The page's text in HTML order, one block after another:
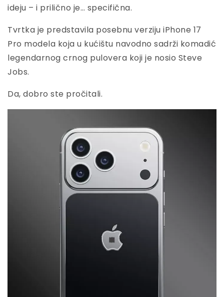
ideju – i prilično je… specifična.
Tvrtka je predstavila posebnu verziju iPhone 17
Pro modela koja u kućištu navodno sadrži komadić
legendarnog crnog pulovera koji je nosio Steve
Jobs.
Da, dobro ste pročitali.